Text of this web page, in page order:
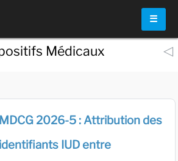
☰
Médicaux ◁
MDCG 2026-5 : Attribution des
identifiants IUD entre